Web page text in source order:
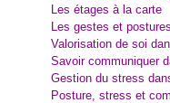
Les étages à la carte
Les gestes et
Valorisation de soi
Savoir communiquer
Gestion du stress
Posture, stress et